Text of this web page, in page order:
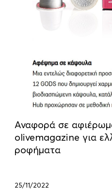
Αναφορά σε
olivemagazine για
ροφήματα
25/11/2022